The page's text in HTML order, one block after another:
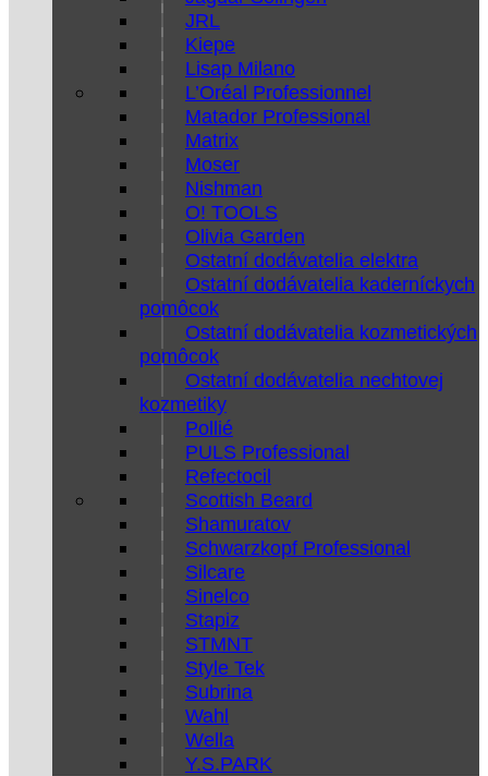
JRL
Kiepe
Lisap Milano
L’Oréal Professionnel
Matador Professional
Matrix
Moser
Nishman
O! TOOLS
Olivia Garden
Ostatní dodávatelia elektra
Ostatní dodávatelia kaderníckych
pomôcok
Ostatní dodávatelia kozmetických
pomôcok
Ostatní dodávatelia nechtovej
kozmetiky
Pollié
PULS Professional
Refectocil
Scottish Beard
Shamuratov
Schwarzkopf Professional
Silcare
Sinelco
Stapiz
STMNT
Style Tek
Subrina
Wahl
Wella
Y.S.PARK